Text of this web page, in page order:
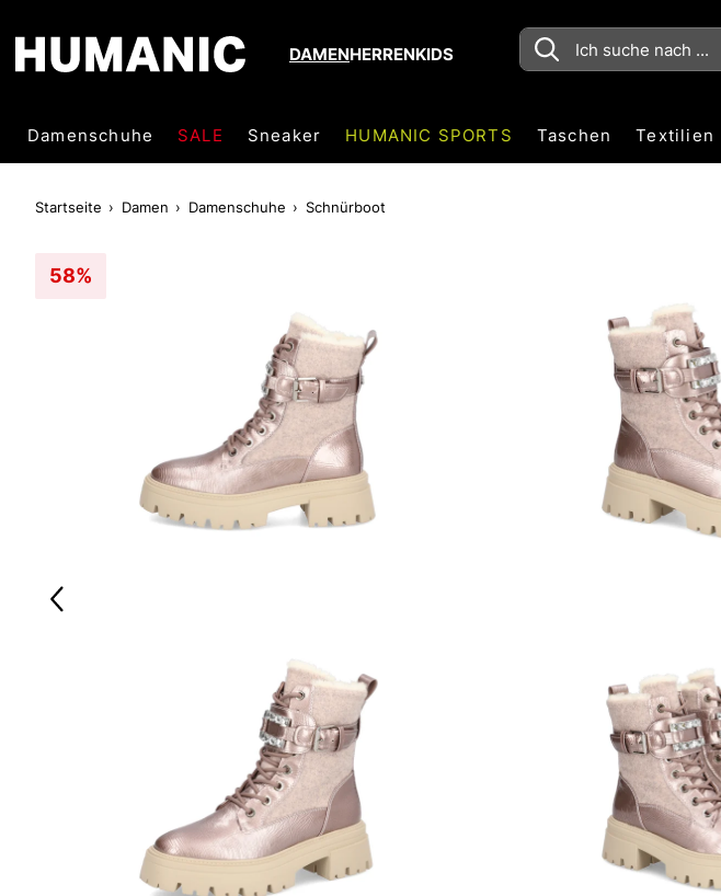
DAMENHERRENKIDS
Damenschuhe SALE Sneaker HUMANIC SPORTS Taschen Textilien
Startseite Damen Damenschuhe Schnürboot
58%